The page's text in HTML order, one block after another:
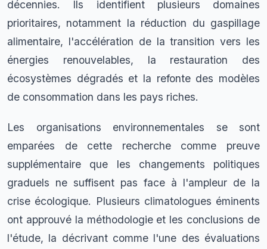
décennies. Ils identifient plusieurs domaines
prioritaires, notamment la réduction du gaspillage
alimentaire, l'accélération de la transition vers les
énergies renouvelables, la restauration des
écosystèmes dégradés et la refonte des modèles
de consommation dans les pays riches.
Les organisations environnementales se sont
emparées de cette recherche comme preuve
supplémentaire que les changements politiques
graduels ne suffisent pas face à l'ampleur de la
crise écologique. Plusieurs climatologues éminents
ont approuvé la méthodologie et les conclusions de
l'étude, la décrivant comme l'une des évaluations